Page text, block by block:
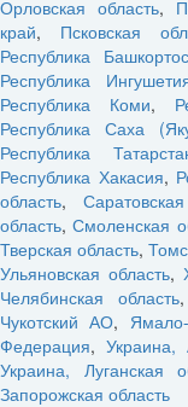
Орловская область,
край, Псковская
Республика
Республика
Республика Коми,
Республика Саха
Республика
Республика Хакасия,
область,
область,Смоленская
Тверская область,
Ульяновская область,
Челябинская область,
Чукотский АО,
Федерация, Украина,
Украина, Луганская
Запорожская область